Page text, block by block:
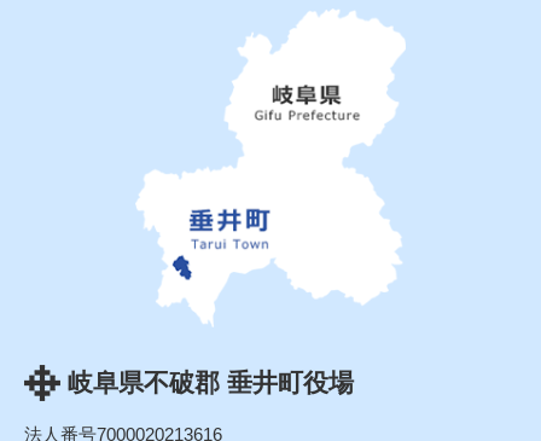
岐阜県不破郡 垂井町役場
法人番号7000020213616